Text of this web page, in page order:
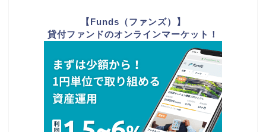
【Funds（ファンズ）】
貸付ファンドのオンラインマーケット！